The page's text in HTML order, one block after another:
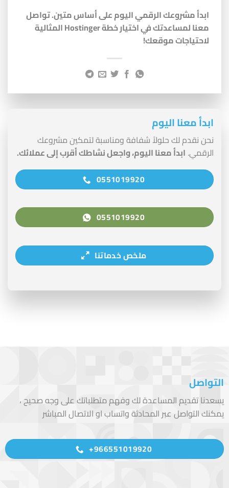
ابدأ مشروعك الرقمي اليوم على أساس متين. تواصل
معنا لمساعدتك في اختيار خطة Hostinger المثالية
لاحتياجات موقعك!
ابدأ معنا اليوم
نحن نقدم لك حلولاً شفافة ومناسبة لتمكين مشروعك
الرقمي. ابدأ معنا اليوم، واجعل نشاطك أقرب إلى عملائك.
0551019920
0551019920
ملخص خدماتنا
التواصل
يسعدنا تقديم المساعدة لك وفهم متطلباتك على وجه صحيح ،
يمكنك التواصل عبر المحادثة واتساب او الاتصال المباشر
966551019920+